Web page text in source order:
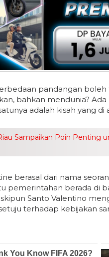
pandangan boleh
bahkan mendunia?
adalah kisah yang
Sampaikan Poin Penting
berasal dari nama
pemerintahan berada di
Santo Valentino
terhadap kebijakan